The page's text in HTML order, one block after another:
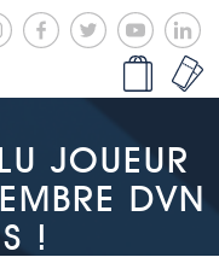
JOUEUR
DVN
!